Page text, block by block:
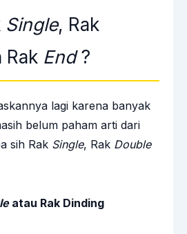
Single, Rak
End?
lagi karena banyak
belum paham arti dari
sih Rak Single, Rak Double
atau Rak Dinding